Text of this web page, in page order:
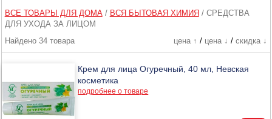
ВСЕ ТОВАРЫ ДЛЯ ДОМА/ ВСЯ БЫТОВАЯ ХИМИЯ / СРЕДСТВА
ДЛЯ УХОДА ЗА ЛИЦОМ
Найдено 34 товара
цена ↑ / цена ↓ / скидка ↓
Крем для лица Огуречный, 40 мл, Невская
косметика
подробнее о товаре